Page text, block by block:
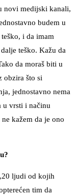
novi medijski kanali,
budem u
i da imam
teško. Kažu da
da moraš biti u
obzira što si
jednostavno nema
u vrsti i načinu
kažem da je ono
ljudi od kojih
tim da